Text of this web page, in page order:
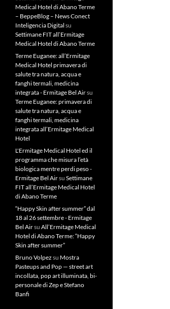
Medical Hotel di Abano Terme
– BeppeBlog – News Conect
Inteligencia Digital su
Settimane FIT all’Ermitage
Medical Hotel di Abano Terme
Terme Euganee: all’Ermitage
Medical Hotel primavera di
salute tra natura, acqua e
fanghi termali, medicina
integrata - Ermitage Bel Airsu
Terme Euganee: primavera di
salute tra natura, acqua e
fanghi termali, medicina
integrata all’Ermitage Medical
Hotel
L'Ermitage Medical Hotel ed il
programma che misura l’età
biologica mentre perdi peso -
Ermitage Bel Airsu Settimane
FIT all’Ermitage Medical Hotel
di Abano Terme
“Happy Skin after summer” dal
18 al 26 settembre - Ermitage
Bel Airsu All’Ermitage Medical
Hotel di Abano Terme: “Happy
Skin after summer”
Bruno Volpez su Mostra
Pasteups and Pop — street art
incollata, pop art illuminata, bi-
personale di Zep e Stefano
Banfi